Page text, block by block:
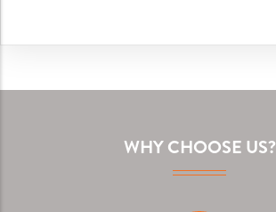
WHY CHOOSE US?